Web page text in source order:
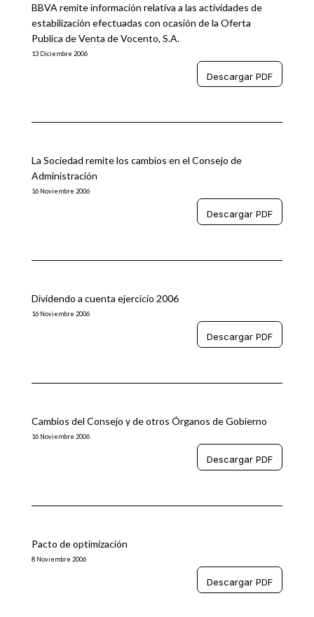
BBVA remite información relativa a las actividades de
estabilización efectuadas con ocasión de la Oferta
Publica de Venta de Vocento, S.A.
13 Diciembre 2006
Descargar PDF
La Sociedad remite los cambios en el Consejo de
Administración
16 Noviembre 2006
Descargar PDF
Dividendo a cuenta ejercicio 2006
16 Noviembre 2006
Descargar PDF
Cambios del Consejo y de otros Órganos de Gobierno
16 Noviembre 2006
Descargar PDF
Pacto de optimización
8 Noviembre 2006
Descargar PDF